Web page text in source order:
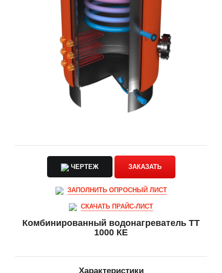
ЧЕРТЕЖ ЗАКАЗАТЬ
ЗАПОЛНИТЬ ОПРОСНЫЙ ЛИСТ
СКАЧАТЬ ПРАЙС-ЛИСТ
Комбинированный водонагреватель ТТ
1000 КЕ
Характеристики